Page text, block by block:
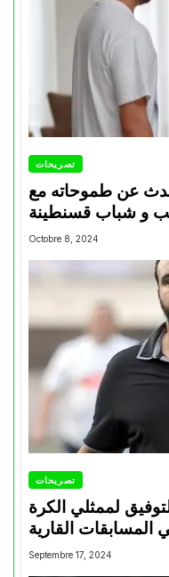
تصريحات
عن طموحاته مع
و شباب قسنطينة
Octobre 8, 2024
تصريحات
لممثلي الكرة
Septembre 17, 2024